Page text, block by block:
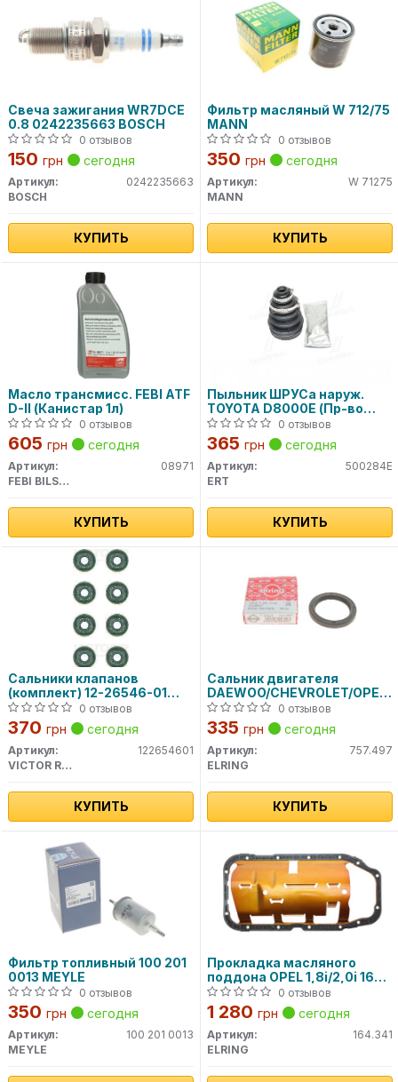
Свеча зажигания WR7DCE
0.8 0242235663 BOSCH
0 отзывов
150 грн сегодня
Артикул:
0242235663
BOSCH
КУПИТЬ
Фильтр масляный W 712/75
MANN
0 отзывов
350 грн сегодня
Артикул:
W 71275
MANN
КУПИТЬ
Масло трансмисс. FEBI ATF
D-II (Канистар 1л)
0 отзывов
605 грн сегодня
Артикул:
08971
FEBI BILSTEIN
КУПИТЬ
Пыльник ШРУСа наруж.
TOYOTA D8000E (Пр-во
ERT)
0 отзывов
365 грн сегодня
Артикул:
500284E
ERT
КУПИТЬ
Сальники клапанов
(комплект) 12-26546-01
VICTOR REINZ0 отзывов
370 грн сегодня
Артикул:
122654601
VICTOR REINZ
КУПИТЬ
Сальник двигателя
DAEWOO/CHEVROLET/OPEL/
CVH/OHC 42X56X7 (пр-во
Elring)
0 отзывов
335 грн сегодня
Артикул:
757.497
ELRING
КУПИТЬ
Фильтр топливный 100 201
0013 MEYLE
0 отзывов
350 грн сегодня
Артикул:
100 201 0013
MEYLE
Прокладка масляного
поддона OPEL 1,8i/2,0i 16V
Astra F, Omega B, Vectra A
0 отзывов
1 280 грн сегодня
Артикул:
164.341
ELRING